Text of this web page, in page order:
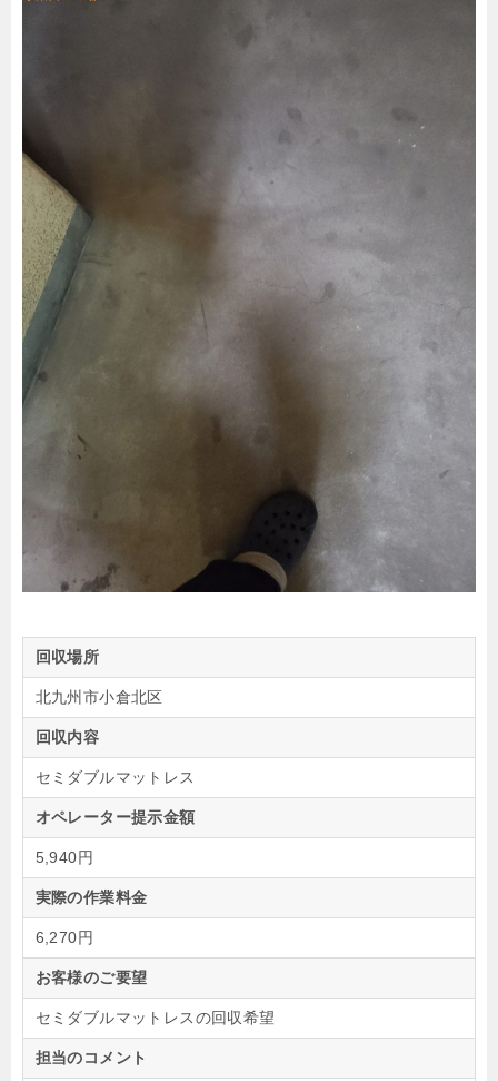
回収場所
北九州市小倉北区
回収内容
セミダブルマットレス
オペレーター提示金額
5,940円
実際の作業料金
6,270円
お客様のご要望
セミダブルマットレスの回収希望
担当のコメント